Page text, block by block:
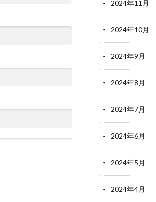
2024年11月
2024年10月
2024年9月
2024年8月
2024年7月
2024年6月
2024年5月
2024年4月